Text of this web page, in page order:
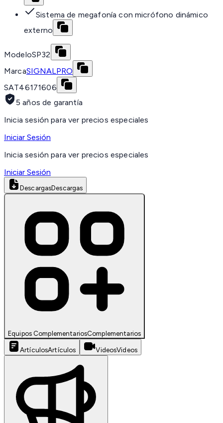
Sistema de megafonía con micrófono dinámico
externo
ModeloSP32
MarcaSIGNALPRO
SAT46171606
5 años de garantía
Inicia sesión para ver precios especiales
Iniciar Sesión
Inicia sesión para ver precios especiales
Iniciar Sesión
DescargasDescargas
Equipos ComplementariosComplementarios
ArtículosArtículos VideosVideos